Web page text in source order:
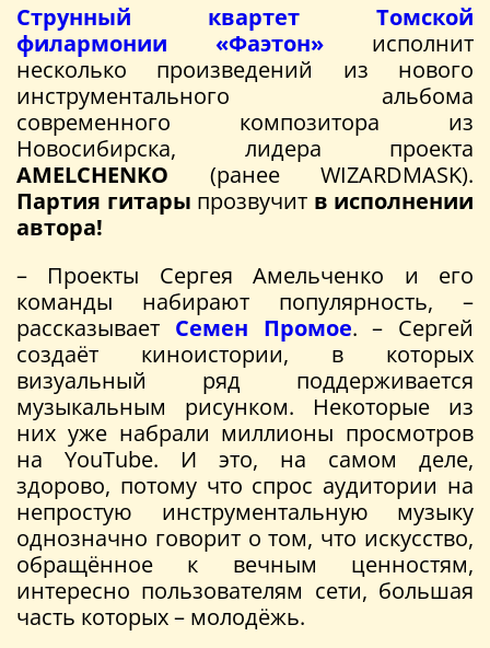
Струнный квартет Томской
филармонии «Фаэтон» исполнит
несколько произведений из нового
инструментального альбома
современного композитора из
Новосибирска, лидера проекта
AMELCHENKO (ранее WIZARDMASK).
Партия гитары прозвучит в исполнении
автора!
– Проекты Сергея Амельченко и его
команды набирают популярность, –
рассказывает Семен Промое. – Сергей
создаёт киноистории, в которых
визуальный ряд поддерживается
музыкальным рисунком. Некоторые из
них уже набрали миллионы просмотров
на YouTube. И это, на самом деле,
здорово, потому что спрос аудитории на
непростую инструментальную музыку
однозначно говорит о том, что искусство,
обращённое к вечным ценностям,
интересно пользователям сети, большая
часть которых – молодёжь.